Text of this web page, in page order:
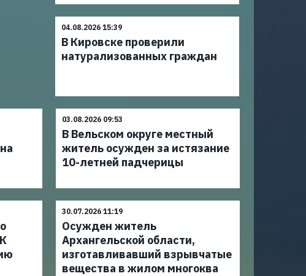
04.08.2026 15:39
В Кировске проверили
натурализованных граждан
03.08.2026 09:53
В Вельском округе местный
житель осужден за истязание
10-летней падчерицы
30.07.2026 11:19
Осужден житель
Архангельской области,
изготавливавший взрывчатые
вещества в жилом многоква